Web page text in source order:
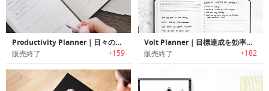
Productivity Planner｜日々の先延ばしにサヨナラを告げ、生産性を高める「プロダクティビティー・プランナー」
販売終了 +159
Volt Planner｜目標達成を効率よくサポートするスケジュール帳「ボルトプランナー」2017年度版
販売終了 +182